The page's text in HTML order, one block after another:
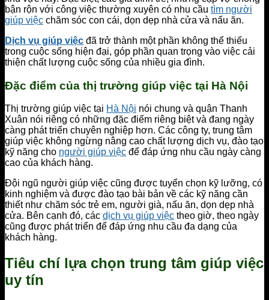
bận rộn với công việc thường xuyên có nhu cầu tìm người
giúp việc chăm sóc con cái, dọn dẹp nhà cửa và nấu ăn.
Dịch vụ giúp việc đã trở thành một phần không thể thiếu
trong cuộc sống hiện đại, góp phần quan trọng vào việc cải
thiện chất lượng cuộc sống của nhiều gia đình.
Đặc điểm của thị trường giúp việc tại Hà Nội
Thị trường giúp việc tại Hà Nội nói chung và quận Thanh
Xuân nói riêng có những đặc điểm riêng biệt và đang ngày
càng phát triển chuyên nghiệp hơn. Các công ty, trung tâm
giúp việc không ngừng nâng cao chất lượng dịch vụ, đào tạo
kỹ năng cho người giúp việc để đáp ứng nhu cầu ngày càng
cao của khách hàng.
Đội ngũ người giúp việc cũng được tuyển chọn kỹ lưỡng, có
kinh nghiệm và được đào tạo bài bản về các kỹ năng cần
thiết như chăm sóc trẻ em, người già, nấu ăn, dọn dẹp nhà
cửa. Bên cạnh đó, các dịch vụ giúp việc theo giờ, theo ngày
cũng được phát triển để đáp ứng nhu cầu đa dạng của
khách hàng.
Tiêu chí lựa chọn trung tâm giúp việc
uy tín